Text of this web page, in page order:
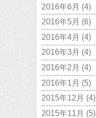
2016年6月 (4)
2016年5月 (6)
2016年4月 (4)
2016年3月 (4)
2016年2月 (4)
2016年1月 (5)
2015年12月 (4)
2015年11月 (5)